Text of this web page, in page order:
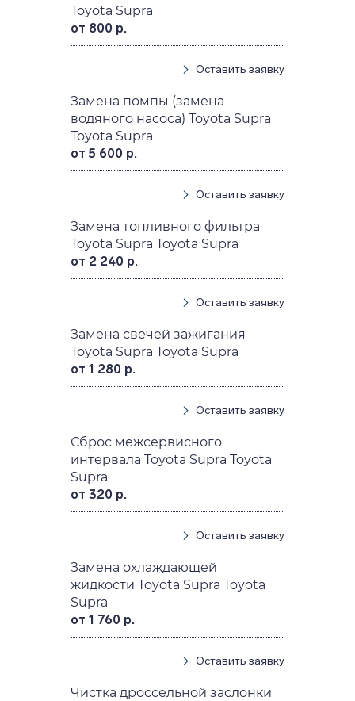
Toyota Supra
от 800 р.
Оставить заявку
Замена помпы (замена
водяного насоса) Toyota Supra
Toyota Supra
от 5 600 р.
Оставить заявку
Замена топливного фильтра
Toyota Supra Toyota Supra
от 2 240 р.
Оставить заявку
Замена свечей зажигания
Toyota Supra Toyota Supra
от 1 280 р.
Оставить заявку
Сброс межсервисного
интервала Toyota Supra Toyota
Supra
от 320 р.
Оставить заявку
Замена охлаждающей
жидкости Toyota Supra Toyota
Supra
от 1 760 р.
Оставить заявку
Чистка дроссельной заслонки